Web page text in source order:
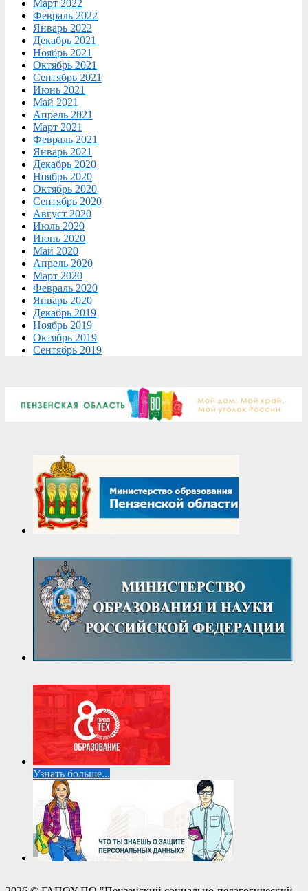
Март 2022
Февраль 2022
Январь 2022
Декабрь 2021
Ноябрь 2021
Октябрь 2021
Сентябрь 2021
Июнь 2021
Май 2021
Апрель 2021
Март 2021
Февраль 2021
Январь 2021
Декабрь 2020
Ноябрь 2020
Октябрь 2020
Сентябрь 2020
Август 2020
Июль 2020
Июнь 2020
Май 2020
Апрель 2020
Март 2020
Февраль 2020
Январь 2020
Декабрь 2019
Ноябрь 2019
Октябрь 2019
Сентябрь 2019
Узнать больше...